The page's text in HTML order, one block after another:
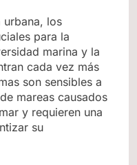
urbana, los
para la
marina y la
cada vez más
son sensibles a
mareas causados
y requieren una
su